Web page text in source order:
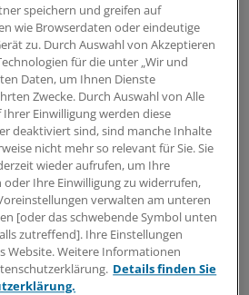
Testlogos
Focus-Ärztesiegeln: Für
strenge Maßstäbe
verschärft Anforderungen an
müssten
des Rankings klar erkennen
nun erneut prüfen, ob Irreführung
speichern und greifen auf
wie Browserdaten oder eindeutige
zu. Durch Auswahl von Akzeptieren
für die unter „Wir und
Daten, um Ihnen Dienste
Zwecke. Durch Auswahl von Alle
Einwilligung werden diese
deaktiviert sind, sind manche Inhalte
nicht mehr so relevant für Sie. Sie
wieder aufrufen, um Ihre
oder Ihre Einwilligung zu widerrufen,
verwalten am unteren
[oder das schwebende Symbol unten
zutreffend]. Ihre Einstellungen
Website. Weitere Informationen
Details finden Sie